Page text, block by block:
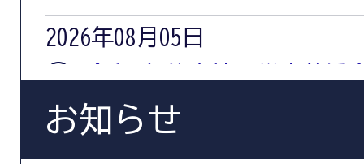
2026年08月05日
2026年08月05日
お知らせ